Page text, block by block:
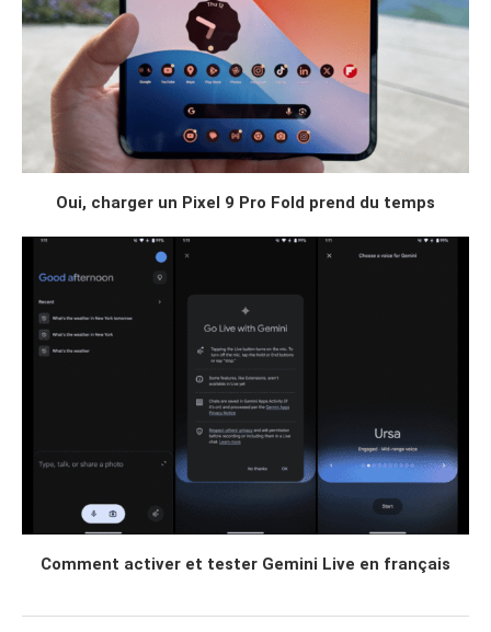
Oui, charger un Pixel 9 Pro Fold prend du temps
Comment activer et tester Gemini Live en français